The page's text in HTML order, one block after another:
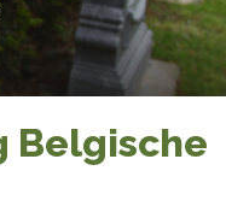
Belgische